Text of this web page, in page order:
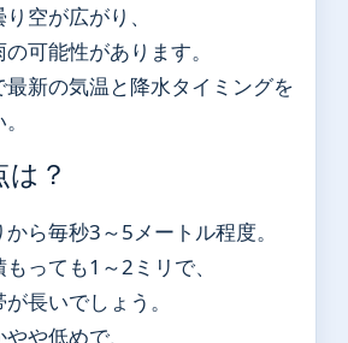
空が広がり、
可能性があります。
最新の気温と降水タイミングを
？
ら毎秒3～5メートル程度。
っても1～2ミリで、
長いでしょう。
や低めで、